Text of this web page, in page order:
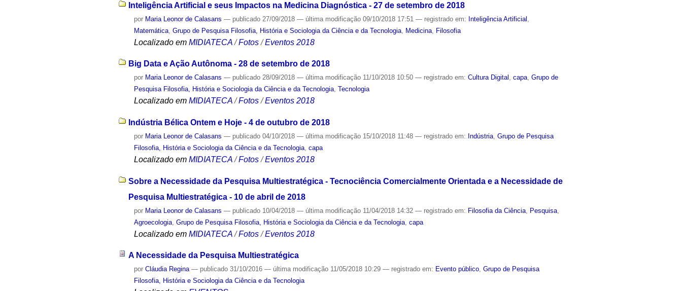
Inteligência Artificial e seus Impactos na Medicina Diagnóstica - 27 de setembro de 2018
por Maria Leonor de Calasans — publicado 27/09/2018— última modificação 09/10/2018 17:51— registrado em: Inteligência Artificial
Matemática ,Grupo de Pesquisa Filosofia, História e Sociologia da Ciência e da Tecnologia Medicina Filosofia
Localizado em MIDIATECA /Fotos /Eventos 2018
Big Data e Ação Autônoma - 28 de setembro de 2018
por Maria Leonor de Calasans — publicado 28/09/2018— última modificação 11/10/2018 10:50— registrado em:Cultura Digital ,capa,Grupo de
Pesquisa Filosofia, História e Sociologia da Ciência e da Tecnologia,Tecnologia
Localizado em MIDIATECA /Fotos /Eventos 2018
Indústria Bélica Ontem e Hoje - 4 de outubro de 2018
por Maria Leonor de Calasans — publicado 04/10/2018— última modificação 15/10/2018 11:48— registrado em: Indústria ,Grupo de Pesquisa
Filosofia, História e Sociologia da Ciência e da Tecnologia ,capa
Localizado em MIDIATECA /Fotos /Eventos 2018
Sobre a Necessidade da Pesquisa Multiestratégica - Tecnociência Comercialmente Orientada e a Necessidade de
Pesquisa Multiestratégica - 10 de abril de 2018
por Maria Leonor de Calasans — publicado 10/04/2018— última modificação 11/04/2018 14:32— registrado em: Filosofia da Ciência Pesquisa
Agroecologia ,Grupo de Pesquisa Filosofia, História e Sociologia da Ciência e da Tecnologia ,capa
Localizado em MIDIATECA /Fotos /Eventos 2018
A Necessidade da Pesquisa Multiestratégica
porCláudia Regina — publicado 31/10/2016— última modificação 11/05/2018 10:29— registrado em: Evento público,Grupo de Pesquisa
Filosofia, História e Sociologia da Ciência e da Tecnologia